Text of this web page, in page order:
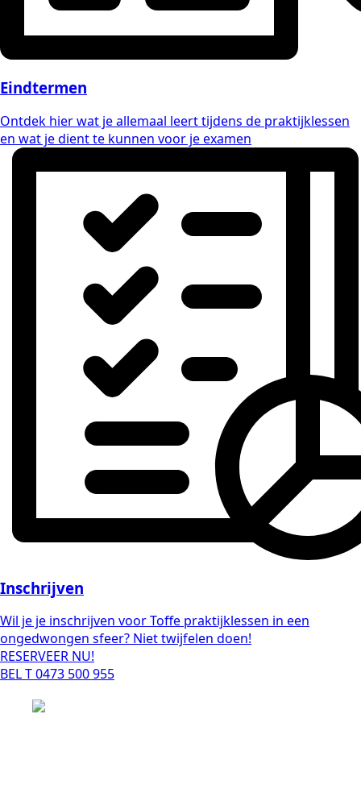
Eindtermen
Ontdek hier wat je allemaal leert tijdens de praktijklessen
en wat je dient te kunnen voor je examen
Inschrijven
Wil je je inschrijven voor Toffe praktijklessen in een
ongedwongen sfeer? Niet twijfelen doen!
RESERVEER NU!
BEL T 0473 500 955